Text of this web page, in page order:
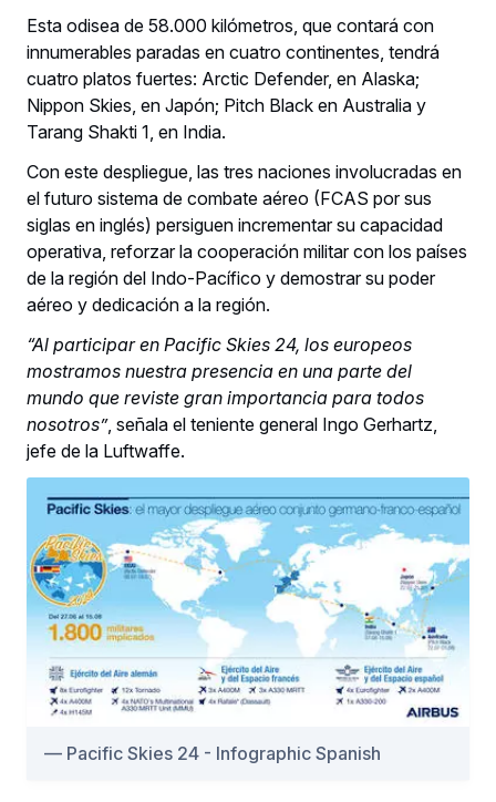
Esta odisea de 58.000 kilómetros, que contará con
innumerables paradas en cuatro continentes, tendrá
cuatro platos fuertes: Arctic Defender, en Alaska;
Nippon Skies, en Japón; Pitch Black en Australia y
Tarang Shakti 1, en India.
Con este despliegue, las tres naciones involucradas en
el futuro sistema de combate aéreo (FCAS por sus
siglas en inglés) persiguen incrementar su capacidad
operativa, reforzar la cooperación militar con los países
de la región del Indo-Pacífico y demostrar su poder
aéreo y dedicación a la región.
“Al participar en Pacific Skies 24, los europeos
mostramos nuestra presencia en una parte del
mundo que reviste gran importancia para todos
nosotros”, señala el teniente general Ingo Gerhartz,
jefe de la Luftwaffe.
Pacific Skies 24 - Infographic Spanish